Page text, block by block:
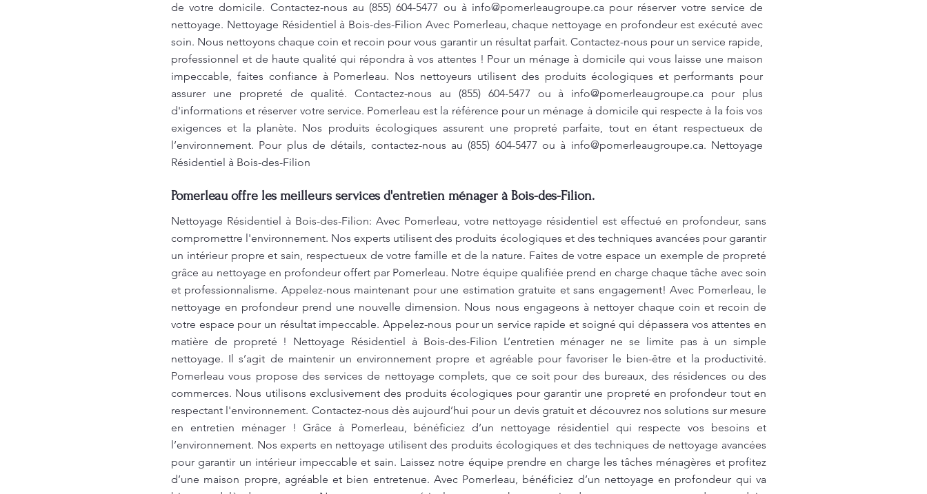
de votre domicile. Contactez-nous au (855) 604-5477 ou à info@pomerleaugroupe.capour réserver votre service de
nettoyage. Nettoyage Résidentiel à Bois-des-Filion Avec Pomerleau, chaque nettoyage en profondeur est exécuté avec
soin. Nous nettoyons chaque coin et recoin pour vous garantir un résultat parfait. Contactez-nous pour un service rapide,
professionnel et de haute qualité qui répondra à vos attentes ! Pour un ménage à domicile qui vous laisse une maison
impeccable, faites confiance à Pomerleau. Nos nettoyeurs utilisent des produits écologiques et performants pour
assurer une propreté de qualité. Contactez-nous au (855) 604-5477 ou à info@pomerleaugroupe.ca pour plus
d'informations et réserver votre service. Pomerleau est la référence pour un ménage à domicile qui respecte à la fois vos
exigences et la planète. Nos produits écologiques assurent une propreté parfaite, tout en étant respectueux de
l’environnement. Pour plus de détails, contactez-nous au (855) 604-5477 ou à info@pomerleaugroupe.ca. Nettoyage
Résidentiel à Bois-des-Filion
Pomerleau offre les meilleurs services d'entretien ménager à Bois-des-Filion.
Nettoyage Résidentiel à Bois-des-Filion: Avec Pomerleau, votre nettoyage résidentiel est effectué en profondeur, sans
compromettre l'environnement. Nos experts utilisent des produits écologiques et des techniques avancées pour garantir
un intérieur propre et sain, respectueux de votre famille et de la nature. Faites de votre espace un exemple de propreté
grâce au nettoyage en profondeur offert par Pomerleau. Notre équipe qualifiée prend en charge chaque tâche avec soin
et professionnalisme. Appelez-nous maintenant pour une estimation gratuite et sans engagement! Avec Pomerleau, le
nettoyage en profondeur prend une nouvelle dimension. Nous nous engageons à nettoyer chaque coin et recoin de
votre espace pour un résultat impeccable. Appelez-nous pour un service rapide et soigné qui dépassera vos attentes en
matière de propreté ! Nettoyage Résidentiel à Bois-des-Filion L’entretien ménager ne se limite pas à un simple
nettoyage. Il s’agit de maintenir un environnement propre et agréable pour favoriser le bien-être et la productivité.
Pomerleau vous propose des services de nettoyage complets, que ce soit pour des bureaux, des résidences ou des
commerces. Nous utilisons exclusivement des produits écologiques pour garantir une propreté en profondeur tout en
respectant l'environnement. Contactez-nous dès aujourd’hui pour un devis gratuit et découvrez nos solutions sur mesure
en entretien ménager ! Grâce à Pomerleau, bénéficiez d’un nettoyage résidentiel qui respecte vos besoins et
l’environnement. Nos experts en nettoyage utilisent des produits écologiques et des techniques de nettoyage avancées
pour garantir un intérieur impeccable et sain. Laissez notre équipe prendre en charge les tâches ménagères et profitez
d’une maison propre, agréable et bien entretenue. Avec Pomerleau, bénéficiez d’un nettoyage en profondeur qui va